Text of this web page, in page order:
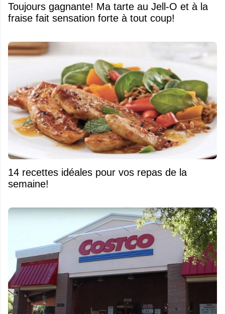
Toujours gagnante! Ma tarte au Jell-O et à la
fraise fait sensation forte à tout coup!
14 recettes idéales pour vos repas de la
semaine!